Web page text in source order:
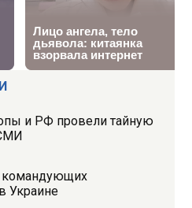
и РФ провели тайную
командующих
Украине